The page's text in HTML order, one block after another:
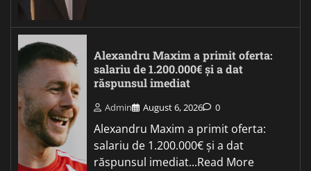
Alexandru Maxim a primit oferta:
salariu de 1.200.000€ și a dat
răspunsul imediat
Admin August 6, 2026 0
Alexandru Maxim a primit oferta:
salariu de 1.200.000€ și a dat
răspunsul imediat...Read More